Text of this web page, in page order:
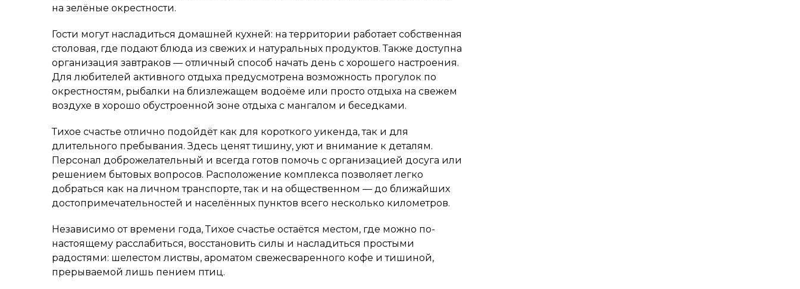
на зелёные окрестности.
Гости могут насладиться домашней кухней: на территории работает собственная
столовая, где подают блюда из свежих и натуральных продуктов. Также доступна
организация завтраков — отличный способ начать день с хорошего настроения.
Для любителей активного отдыха предусмотрена возможность прогулок по
окрестностям, рыбалки на близлежащем водоёме или просто отдыха на свежем
воздухе в хорошо обустроенной зоне отдыха с мангалом и беседками.
Тихое счастье отлично подойдёт как для короткого уикенда, так и для
длительного пребывания. Здесь ценят тишину, уют и внимание к деталям.
Персонал доброжелательный и всегда готов помочь с организацией досуга или
решением бытовых вопросов. Расположение комплекса позволяет легко
добраться как на личном транспорте, так и на общественном — до ближайших
достопримечательностей и населённых пунктов всего несколько километров.
Независимо от времени года, Тихое счастье остаётся местом, где можно по-
настоящему расслабиться, восстановить силы и насладиться простыми
радостями: шелестом листвы, ароматом свежесваренного кофе и тишиной,
прерываемой лишь пением птиц.